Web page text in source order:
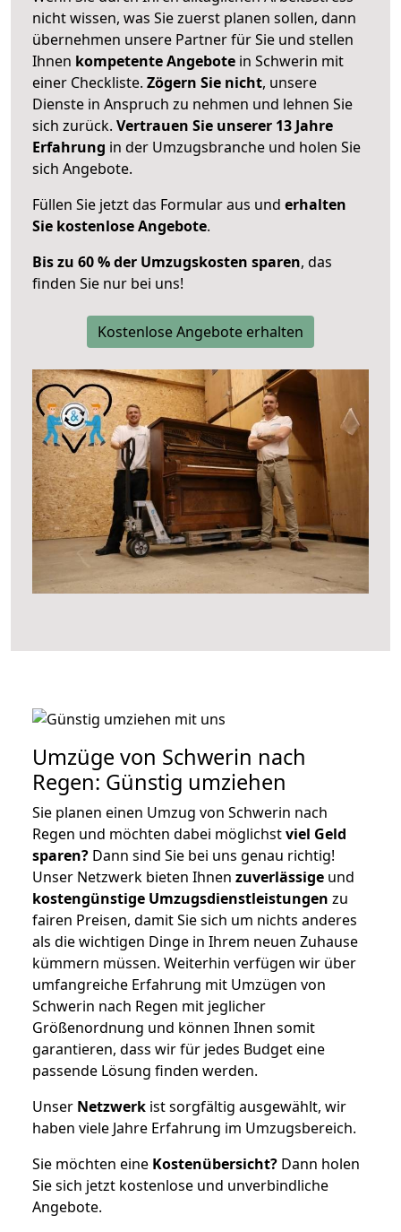
nicht wissen, was Sie zuerst planen sollen, dann
übernehmen unsere Partner für Sie und stellen
Ihnen kompetente Angebote in Schwerin mit
einer Checkliste. Zögern Sie nicht, unsere
Dienste in Anspruch zu nehmen und lehnen Sie
sich zurück. Vertrauen Sie unserer 13 Jahre
Erfahrung in der Umzugsbranche und holen Sie
sich Angebote.
Füllen Sie jetzt das Formular aus und erhalten
Sie kostenlose Angebote.
Bis zu 60 % der Umzugskosten sparen, das
finden Sie nur bei uns!
Kostenlose Angebote erhalten
Umzüge von Schwerin nach
Regen: Günstig umziehen
Sie planen einen Umzug von Schwerin nach
Regen und möchten dabei möglichstviel Geld
sparen? Dann sind Sie bei uns genau richtig!
Unser Netzwerk bieten Ihnen zuverlässige und
kostengünstige Umzugsdienstleistungen zu
fairen Preisen, damit Sie sich um nichts anderes
als die wichtigen Dinge in Ihrem neuen Zuhause
kümmern müssen. Weiterhin verfügen wir über
umfangreiche Erfahrung mit Umzügen von
Schwerin nach Regen mit jeglicher
Größenordnung und können Ihnen somit
garantieren, dass wir für jedes Budget eine
passende Lösung finden werden.
Unser Netzwerk ist sorgfältig ausgewählt, wir
haben viele Jahre Erfahrung im Umzugsbereich.
Sie möchten eine Kostenübersicht? Dann holen
Sie sich jetzt kostenlose und unverbindliche
Angebote.